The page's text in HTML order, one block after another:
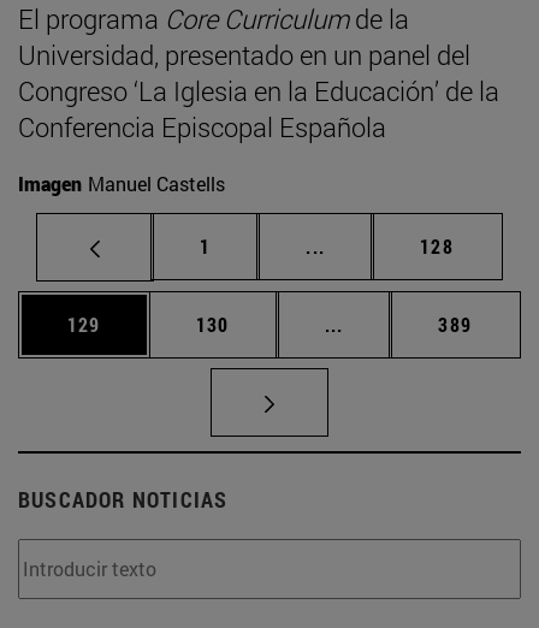
El programa Core Curriculumde la
Universidad, presentado en un panel del
Congreso ‘La Iglesia en la Educación’ de la
Conferencia Episcopal Española
Imagen Manuel Castells
Página
1 ... Páginas intermedias
Página
128
Página
129 Página
130 ... Páginas intermedias
Página
389
BUSCADOR NOTICIAS